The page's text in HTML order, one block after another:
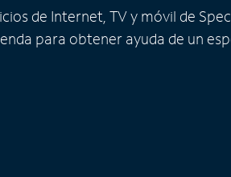
de Internet, TV y móvil de
para obtener ayuda de un